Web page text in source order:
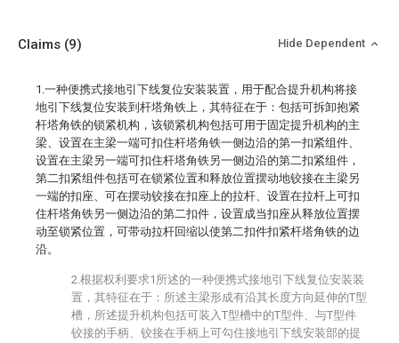
Claims (9) Hide Dependent
1.一种便携式接地引下线复位安装装置，用于配合提升机构将接
地引下线复位安装到杆塔角铁上，其特征在于：包括可拆卸抱紧
杆塔角铁的锁紧机构，该锁紧机构包括可用于固定提升机构的主
梁、设置在主梁一端可扣住杆塔角铁一侧边沿的第一扣紧组件、
设置在主梁另一端可扣住杆塔角铁另一侧边沿的第二扣紧组件，
第二扣紧组件包括可在锁紧位置和释放位置摆动地铰接在主梁另
一端的扣座、可在摆动铰接在扣座上的拉杆、设置在拉杆上可扣
住杆塔角铁另一侧边沿的第二扣件，设置成当扣座从释放位置摆
动至锁紧位置，可带动拉杆回缩以使第二扣件扣紧杆塔角铁的边
沿。
2.根据权利要求1所述的一种便携式接地引下线复位安装装
置，其特征在于：所述主梁形成有沿其长度方向延伸的T型
槽，所述提升机构包括可装入T型槽中的T型件、与T型件
铰接的手柄、铰接在手柄上可勾住接地引下线安装部的提